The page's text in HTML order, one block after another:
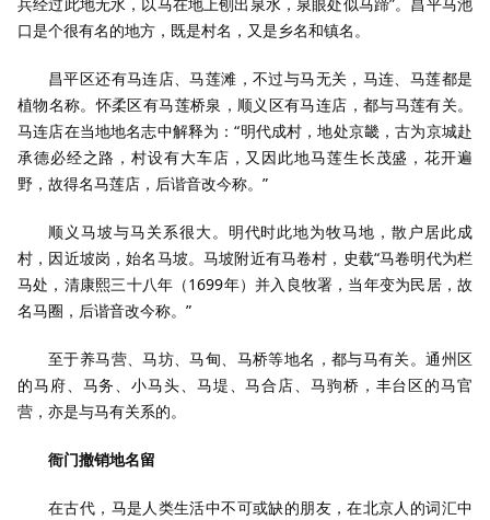
口是个很有名的地方，既是村名，又是乡名和镇名。
昌平区还有马连店、马莲滩，不过与马无关，马连、马莲都是
植物名称。怀柔区有马莲桥泉，顺义区有马连店，都与马莲有关。
马连店在当地地名志中解释为：“明代成村，地处京畿，古为京城赴
承德必经之路，村设有大车店，又因此地马莲生长茂盛，花开遍
野，故得名马莲店，后谐音改今称。”
顺义马坡与马关系很大。明代时此地为牧马地，散户居此成
村，因近坡岗，始名马坡。马坡附近有马卷村，史载“马卷明代为栏
马处，清康熙三十八年（1699年）并入良牧署，当年变为民居，故
名马圈，后谐音改今称。”
至于养马营、马坊、马甸、马桥等地名，都与马有关。通州区
的马府、马务、小马头、马堤、马合店、马驹桥，丰台区的马官
营，亦是与马有关系的。
衙门撤销地名留
在古代，马是人类生活中不可或缺的朋友，在北京人的词汇中